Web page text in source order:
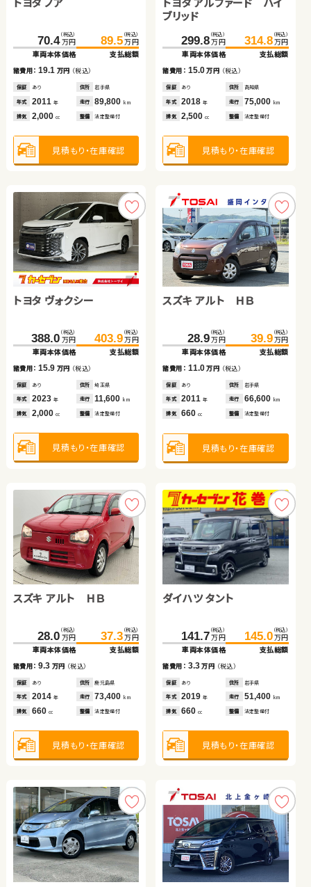
70.4（税込）
万円
車両本体価格
89.5 （税込）
万円
支払総額
諸費用：19.1 万円 （税込）
保証 あり 住所 岩手県
年式 2011 年 走行 89,800 km
排気 2,000 cc 整備 法定整備付
見積もり・在庫確認
ブリッド
299.8 （税込）
万円
車両本体価格
314.8 （税込）
万円
支払総額
諸費用： 15.0万円 （税込）
保証 あり 住所 高知県
年式 2018年 走行 75,000 km
排気 2,500cc 整備 法定整備付
見積もり・在庫確認
トヨタ ヴォクシー
388.0 （税込）
万円
車両本体価格
403.9 （税込）
万円
支払総額
諸費用：15.9 万円 （税込）
保証 あり 住所 埼玉県
年式 2023 年 走行 11,600 km
排気 2,000 cc 整備 法定整備付
見積もり・在庫確認
スズキ アルト ＨＢ
28.9 （税込）
万円
車両本体価格
39.9 （税込）
万円
支払総額
諸費用： 11.0万円 （税込）
保証 あり 住所 岩手県
年式 2011年 走行 66,600 km
排気 660cc 整備 法定整備付
見積もり・在庫確認
スズキ アルト ＨＢ
28.0 （税込）
万円
車両本体価格
37.3 （税込）
万円
支払総額
諸費用：9.3 万円 （税込）
保証 あり 住所 鹿児島県
年式 2014 年 走行 73,400 km
排気 660 cc 整備 法定整備付
見積もり・在庫確認
ダイハツ タント
141.7 （税込）
万円
車両本体価格
145.0 （税込）
万円
支払総額
諸費用： 3.3万円 （税込）
保証 あり 住所 岩手県
年式 2019年 走行 51,400 km
排気 660cc 整備 法定整備付
見積もり・在庫確認
264.0（税込）
万円
車両本体価格
279.7 （税込）
万円
支払総額
諸費用：15.7 万円 （税込）
保証 あり 住所 北海道
年式 2021 年 走行 51,000 km
排気 2,000 cc 整備 法定整備付
見積もり・在庫確認
125.0 （税込）
万円
車両本体価格
135.9 （税込）
万円
支払総額
諸費用： 10.9万円 （税込）
保証 あり 住所 岩手県
年式 2022年 走行 37,300 km
排気 660cc 整備 法定整備付
見積もり・在庫確認
トヨタ アクア
46.5 （税込）
万円
車両本体価格
59.7 （税込）
万円
支払総額
諸費用：13.2 万円 （税込）
保証 なし 住所 茨城県
年式 2013 年 走行 178,500km
排気 1,500 cc 整備 法定整備付
見積もり・在庫確認
スズキ スイフト
91.0 （税込）
万円
車両本体価格
103.9 （税込）
万円
支払総額
諸費用： 12.9万円 （税込）
保証 あり 住所 岩手県
年式 2020年 走行 69,800 km
排気 1,200 整備 法定整備付
見積もり・在庫確認
スズキ ジムニー
82.0万円
車両本体価格
支払総額
諸費用：9.0 万円 （税込）
保証 なし 住所 富山県
排気 660 整備 法定整備付
トヨタ ノア
157.3 （税込）
万円
車両本体価格
166.0 （税込）
万円
支払総額
諸費用： 8.7万円 （税込）
保証 なし 住所 長野県
年式 2015年 走行 79,100 km
排気 2,000 整備 法定整備付
見積もり・在庫確認
スズキ ジムニー
149.8
車両本体価格
157.8 万円
支払総額
諸費用： 万円（税込）
保証 あり 住所 埼玉県
年式 2020年 走行 90,900km
見積もり・在庫確認
ホンダ Ｎ ＢＯＸ
126.6
車両本体価格
135.8 万円
支払総額
諸費用：9.2万円（税込）
保証 あり 住所 岩手県
年式 2018年 走行 69,200km
見積もり・在庫確認
ダイハツ ムーヴ キャンバ
ス
144.0
車両本体価格
150.6万円
支払総額
諸費用：6.6万円（税込）
保証 あり 住所 青森県
年式 2019年 走行 69,900km
見積もり・在庫確認
トヨタ アルファード
265.0
車両本体価格
279.9 万円
支払総額
諸費用： 万円（税込）
保証 あり 住所 岩手県
年式 2015年 走行 67,900km
見積もり・在庫確認
スズキ ワゴンＲ スティン
グレー
116.0
車両本体価格
125.8 万円
支払総額
諸費用：9.8万円（税込）
保証 あり 住所 岩手県
年式 2018年 走行 35,000km
見積もり・在庫確認
ホンダ フィット シャトル
64.4
車両本体価格
74.8 万円
支払総額
諸費用：10.4万円（税込）
保証 あり 住所 青森県
年式 2012年 走行 67,900km
見積もり・在庫確認